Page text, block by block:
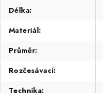
Délka:
Materiál:
Průměr:
Rozčesávací:
Technika: